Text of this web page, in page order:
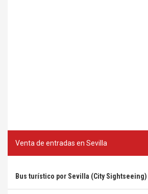
Venta de entradas en Sevilla
Bus turístico por Sevilla (City Sightseeing)